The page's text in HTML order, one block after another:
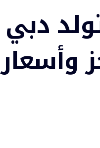
دبي
وأسعار